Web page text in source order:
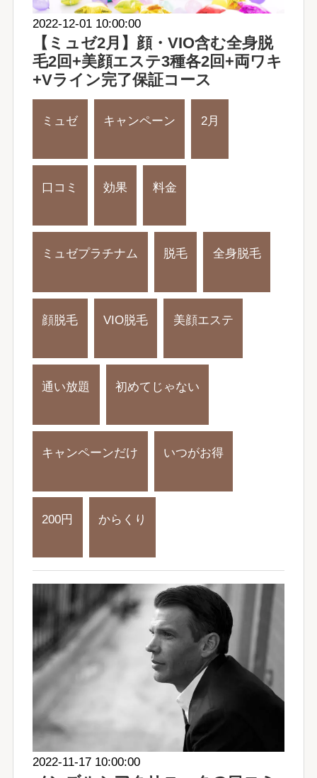
2022-12-01 10:00:00
【ミュゼ2月】顔・VIO含む全身脱
毛2回+美顔エステ3種各2回+両ワキ
+Vライン完了保証コース
ミュゼ キャンペーン 2月
口コミ 効果 料金
ミュゼプラチナム 脱毛 全身脱毛
顔脱毛 VIO脱毛 美顔エステ
通い放題 初めてじゃない
キャンペーンだけ いつがお得
200円 からくり
2022-11-17 10:00:00